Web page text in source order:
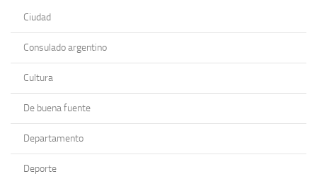
Ciudad
Consulado argentino
Cultura
De buena fuente
Departamento
Deporte